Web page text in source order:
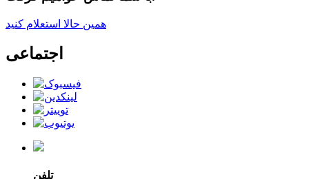
همین حالا استعلام کنید
اجتماعی
تلفن